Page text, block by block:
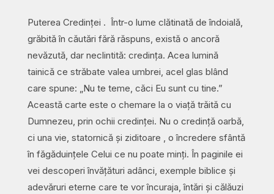
Puterea Credinței . Într-o lume clătinată de îndoială,
grăbită în căutări fără răspuns, există o ancoră
nevăzută, dar neclintită: credința. Acea lumină
tainică ce străbate valea umbrei, acel glas blând
care spune: „Nu te teme, căci Eu sunt cu tine.”
Această carte este o chemare la o viață trăită cu
Dumnezeu, prin ochii credinței. Nu o credință oarbă,
ci una vie, statornică și ziditoare , o încredere sfântă
în făgăduințele Celui ce nu poate minți. În paginile ei
vei descoperi învățături adânci, exemple biblice și
adevăruri eterne care te vor încuraja, întări și călăuzi